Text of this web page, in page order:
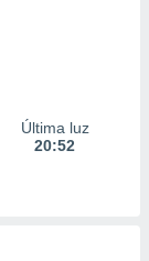
Última luz
20:52